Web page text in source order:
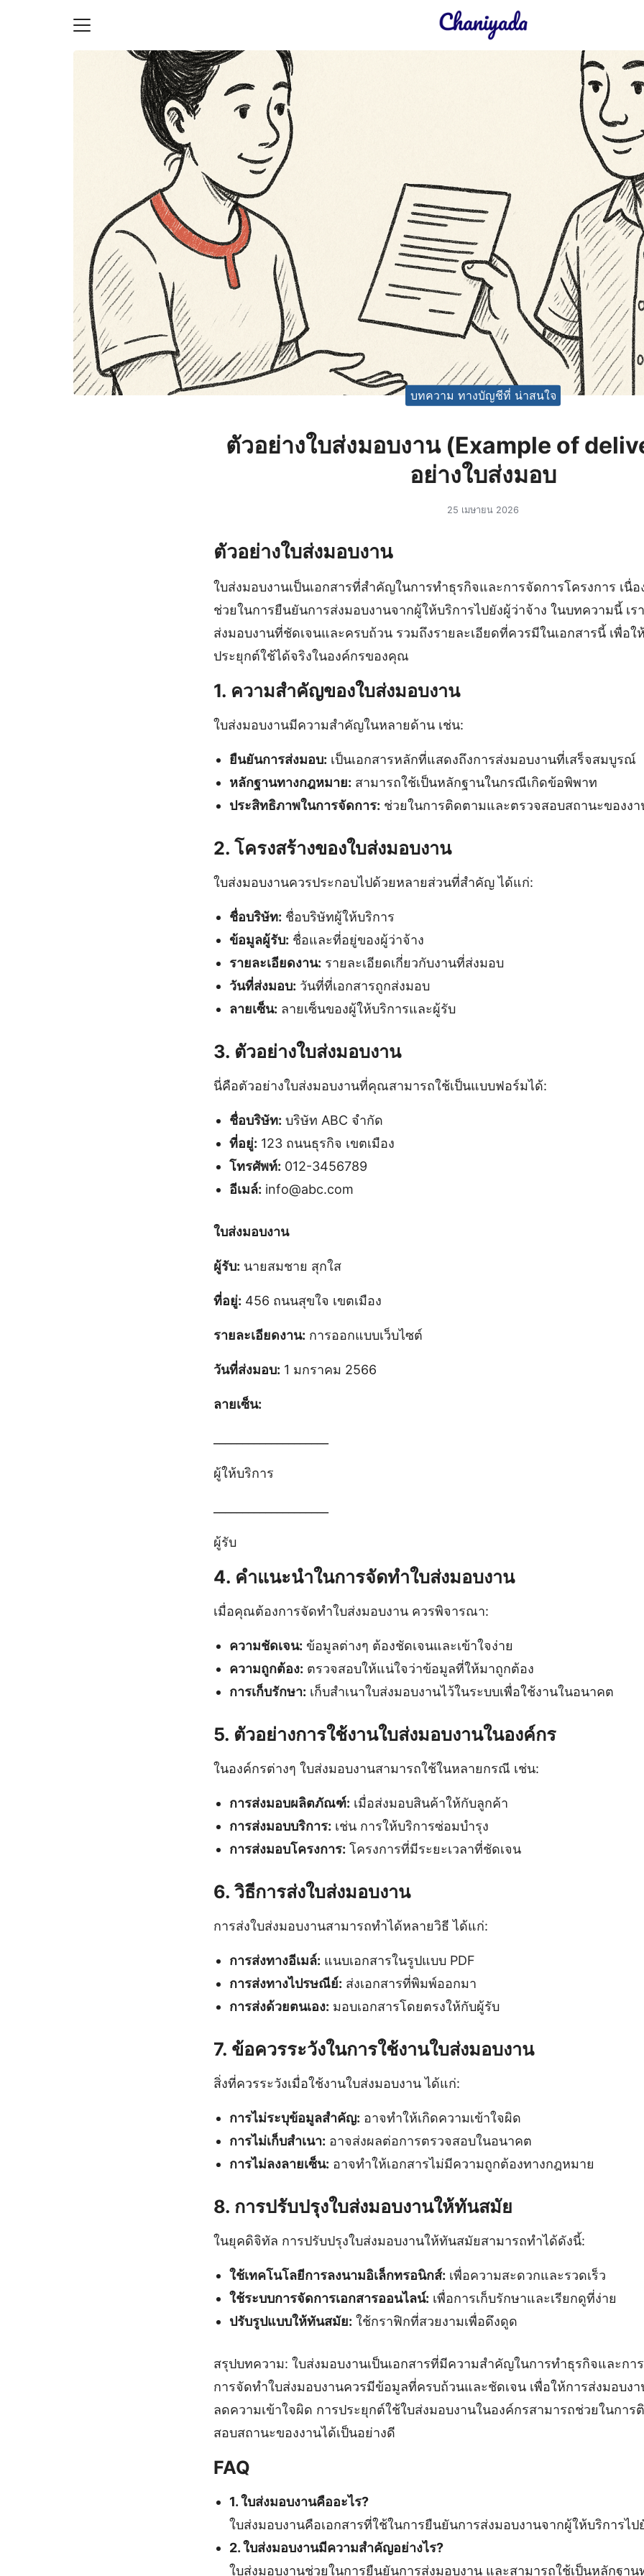
บทความ ทางบัญชีที่ น่าสนใจ
ตัวอย่างใบส่งมอบงาน (Example of
อย่างใบส่งมอบ
25 เมษายน 2026
ตัวอย่างใบส่งมอบงาน
ใบส่งมอบงานเป็นเอกสารที่สำคัญในการทำธุรกิจและการจัดการโครงการ เนื่อ
ช่วยในการยืนยันการส่งมอบงานจากผู้ให้บริการไปยังผู้ว่าจ้าง ในบทความนี้ เร
ส่งมอบงานที่ชัดเจนและครบถ้วน รวมถึงรายละเอียดที่ควรมีในเอกสารนี้ เพื่อใ
ประยุกต์ใช้ได้จริงในองค์กรของคุณ
1. ความสำคัญของใบส่งมอบงาน
ใบส่งมอบงานมีความสำคัญในหลายด้าน เช่น:
ยืนยันการส่งมอบ: เป็นเอกสารหลักที่แสดงถึงการส่งมอบงานที่เสร็จสมบูรณ์
หลักฐานทางกฎหมาย: สามารถใช้เป็นหลักฐานในกรณีเกิดข้อพิพาท
ประสิทธิภาพในการจัดการ: ช่วยในการติดตามและตรวจสอบสถานะของง
2. โครงสร้างของใบส่งมอบงาน
ใบส่งมอบงานควรประกอบไปด้วยหลายส่วนที่สำคัญ ได้แก่:
ชื่อบริษัท: ชื่อบริษัทผู้ให้บริการ
ข้อมูลผู้รับ: ชื่อและที่อยู่ของผู้ว่าจ้าง
รายละเอียดงาน: รายละเอียดเกี่ยวกับงานที่ส่งมอบ
วันที่ส่งมอบ: วันที่ที่เอกสารถูกส่งมอบ
ลายเซ็น: ลายเซ็นของผู้ให้บริการและผู้รับ
3. ตัวอย่างใบส่งมอบงาน
นี่คือตัวอย่างใบส่งมอบงานที่คุณสามารถใช้เป็นแบบฟอร์มได้:
ชื่อบริษัท: บริษัท ABC จำกัด
ที่อยู่: 123 ถนนธุรกิจ เขตเมือง
โทรศัพท์: 012-3456789
อีเมล์: info@abc.com
ใบส่งมอบงาน
ผู้รับ: นายสมชาย สุกใส
ที่อยู่: 456 ถนนสุขใจ เขตเมือง
รายละเอียดงาน: การออกแบบเว็บไซต์
วันที่ส่งมอบ: 1 มกราคม 2566
ลายเซ็น:
ผู้ให้บริการ
ผู้รับ
4. คำแนะนำในการจัดทำใบส่งมอบงาน
เมื่อคุณต้องการจัดทำใบส่งมอบงาน ควรพิจารณา:
ความชัดเจน: ข้อมูลต่างๆ ต้องชัดเจนและเข้าใจง่าย
ความถูกต้อง: ตรวจสอบให้แน่ใจว่าข้อมูลที่ให้มาถูกต้อง
การเก็บรักษา: เก็บสำเนาใบส่งมอบงานไว้ในระบบเพื่อใช้งานในอนาคต
5. ตัวอย่างการใช้งานใบส่งมอบงานในองค์กร
ในองค์กรต่างๆ ใบส่งมอบงานสามารถใช้ในหลายกรณี เช่น:
การส่งมอบผลิตภัณฑ์: เมื่อส่งมอบสินค้าให้กับลูกค้า
การส่งมอบบริการ: เช่น การให้บริการซ่อมบำรุง
การส่งมอบโครงการ: โครงการที่มีระยะเวลาที่ชัดเจน
6. วิธีการส่งใบส่งมอบงาน
การส่งใบส่งมอบงานสามารถทำได้หลายวิธี ได้แก่:
การส่งทางอีเมล์: แนบเอกสารในรูปแบบ PDF
การส่งทางไปรษณีย์: ส่งเอกสารที่พิมพ์ออกมา
การส่งด้วยตนเอง: มอบเอกสารโดยตรงให้กับผู้รับ
7. ข้อควรระวังในการใช้งานใบส่งมอบงาน
สิ่งที่ควรระวังเมื่อใช้งานใบส่งมอบงาน ได้แก่:
การไม่ระบุข้อมูลสำคัญ: อาจทำให้เกิดความเข้าใจผิด
การไม่เก็บสำเนา: อาจส่งผลต่อการตรวจสอบในอนาคต
การไม่ลงลายเซ็น: อาจทำให้เอกสารไม่มีความถูกต้องทางกฎหมาย
8. การปรับปรุงใบส่งมอบงานให้ทันสมัย
ในยุคดิจิทัล การปรับปรุงใบส่งมอบงานให้ทันสมัยสามารถทำได้ดังนี้:
ใช้เทคโนโลยีการลงนามอิเล็กทรอนิกส์: เพื่อความสะดวกและรวดเร็ว
ใช้ระบบการจัดการเอกสารออนไลน์: เพื่อการเก็บรักษาและเรียกดูที่ง่าย
ปรับรูปแบบให้ทันสมัย: ใช้กราฟิกที่สวยงามเพื่อดึงดูด
สรุปบทความ: ใบส่งมอบงานเป็นเอกสารที่มีความสำคัญในการทำธุรกิจและกา
การจัดทำใบส่งมอบงานควรมีข้อมูลที่ครบถ้วนและชัดเจน เพื่อให้การส่งมอบง
ลดความเข้าใจผิด การประยุกต์ใช้ใบส่งมอบงานในองค์กรสามารถช่วยในการ
สอบสถานะของงานได้เป็นอย่างดี
FAQ
1. ใบส่งมอบงานคืออะไร?
ใบส่งมอบงานคือเอกสารที่ใช้ในการยืนยันการส่งมอบงานจากผู้ให้บริการไป
2. ใบส่งมอบงานมีความสำคัญอย่างไร?
ใบส่งมอบงานช่วยในการยืนยันการส่งมอบงาน และสามารถใช้เป็นหลักฐา